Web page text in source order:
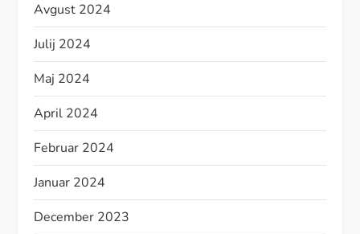
Avgust 2024
Julij 2024
Maj 2024
April 2024
Februar 2024
Januar 2024
December 2023